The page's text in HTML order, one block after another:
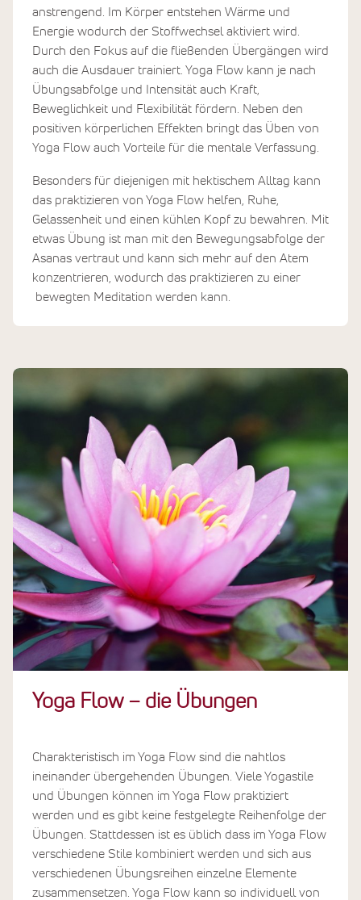
anstrengend. Im Körper entstehen Wärme und
Energie wodurch der Stoffwechsel aktiviert wird.
Durch den Fokus auf die fließenden Übergängen wird
auch die Ausdauer trainiert. Yoga Flow kann je nach
Übungsabfolge und Intensität auch Kraft,
Beweglichkeit und Flexibilität fördern. Neben den
positiven körperlichen Effekten bringt das Üben von
Yoga Flow auch Vorteile für die mentale Verfassung.
Besonders für diejenigen mit hektischem Alltag kann
das praktizieren von Yoga Flow helfen, Ruhe,
Gelassenheit und einen kühlen Kopf zu bewahren. Mit
etwas Übung ist man mit den Bewegungsabfolge der
Asanas vertraut und kann sich mehr auf den Atem
konzentrieren, wodurch das praktizieren zu einer
bewegten Meditation werden kann.
Yoga Flow – die Übungen
Charakteristisch im Yoga Flow sind die nahtlos
ineinander übergehenden Übungen. Viele Yogastile
und Übungen können im Yoga Flow praktiziert
werden und es gibt keine festgelegte Reihenfolge der
Übungen. Stattdessen ist es üblich dass im Yoga Flow
verschiedene Stile kombiniert werden und sich aus
verschiedenen Übungsreihen einzelne Elemente
zusammensetzen. Yoga Flow kann so individuell von